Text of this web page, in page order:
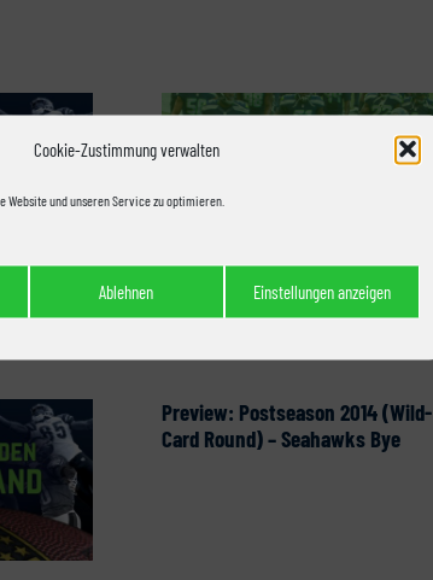
Cookie-Zustimmung verwalten
Website und unseren Service zu optimieren.
Ablehnen Einstellungen anzeigen
Playoff Picture 2014: Conference
Championships
Preview: Postseason 2014 (Wild-
Card Round) – Seahawks Bye